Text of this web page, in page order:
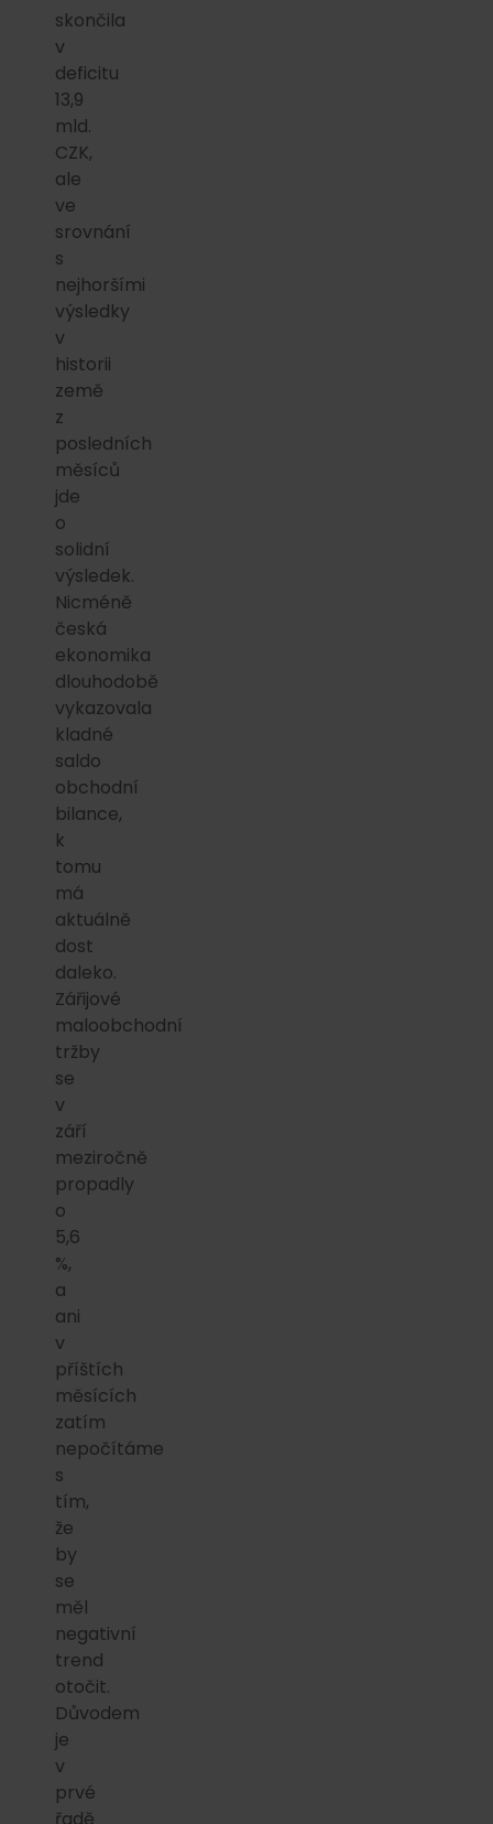
skončila
v
deficitu
13,9
mld.
CZK,
ale
ve
srovnání
s
nejhoršími
výsledky
v
historii
země
z
posledních
měsíců
jde
o
solidní
výsledek.
Nicméně
česká
ekonomika
dlouhodobě
vykazovala
kladné
saldo
obchodní
bilance,
k
tomu
má
aktuálně
dost
daleko.
Zářijové
maloobchodní
tržby
se
v
září
meziročně
propadly
o
5,6
%,
a
ani
v
příštích
měsících
zatím
nepočítáme
s
tím,
že
by
se
měl
negativní
trend
otočit.
Důvodem
je
v
prvé